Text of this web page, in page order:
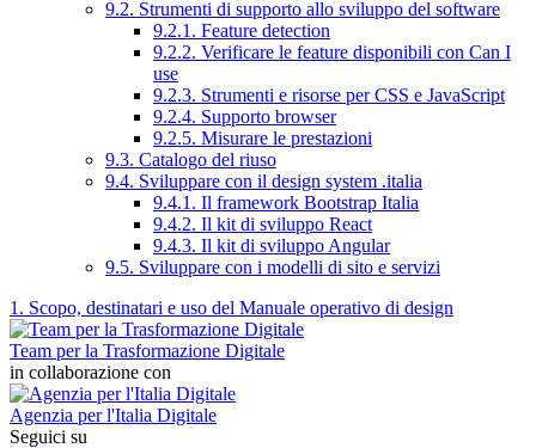
9.2. Strumenti di supporto allo sviluppo del software
9.2.1. Feature detection
9.2.2. Verificare le feature disponibili con Can I
use
9.2.3. Strumenti e risorse per CSS e JavaScript
9.2.4. Supporto browser
9.2.5. Misurare le prestazioni
9.3. Catalogo del riuso
9.4. Sviluppare con il design system .italia
9.4.1. Il framework Bootstrap Italia
9.4.2. Il kit di sviluppo React
9.4.3. Il kit di sviluppo Angular
9.5. Sviluppare con i modelli di sito e servizi
1. Scopo, destinatari e uso del Manuale operativo di design
Team per la Trasformazione Digitale
in collaborazione con
Agenzia per l'Italia Digitale
Seguici su